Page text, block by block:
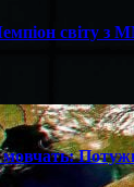
світу з